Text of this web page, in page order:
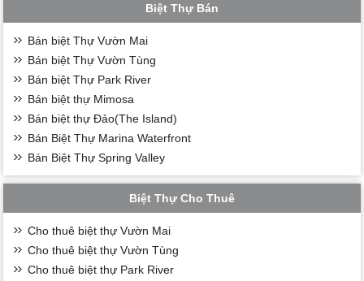
Biệt Thự Bán
Bán biệt Thự Vườn Mai
Bán biệt Thự Vườn Tùng
Bán biệt Thự Park River
Bán biệt thự Mimosa
Bán biệt thự Đảo(The Island)
Bán Biệt Thự Marina Waterfront
Bán Biệt Thự Spring Valley
Biệt Thự Cho Thuê
Cho thuê biệt thự Vườn Mai
Cho thuê biệt thự Vườn Tùng
Cho thuê biệt thự Park River